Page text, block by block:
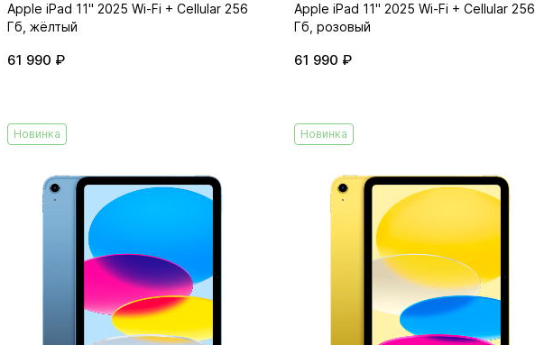
Apple iPad 11" 2025 Wi-Fi + Cellular 256
Гб, жёлтый
61 990 ₽
Apple iPad 11" 2025 Wi-Fi + Cellular 256
Гб, розовый
61 990 ₽
Новинка Новинка